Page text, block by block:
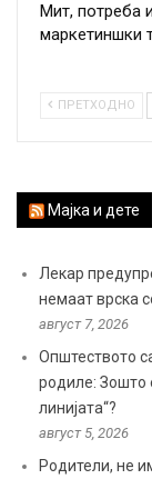
Мит, потреба
маркетиншки
ПРЕТХОДНО
Мајка и дете
Лекар
немаат врска
август 7, 2026
Општеството
родиле: Зошто
линијата“?
август 5, 2026
Родители, не